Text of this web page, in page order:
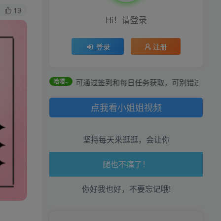
19
Hi！请登录
登录 注册
哈喽~
全站积分可通过签到和每日任务获取，可别错过哦！
点我看小姐姐视频
坚持每天来逛逛，会让你
生活也美好了！
心情也舒畅了！
走路也有劲了！
腿也不痛了！
你好我也好，不要忘记哦!